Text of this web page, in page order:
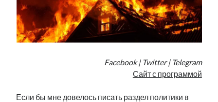
Facebook| Twitter| Telegram
Сайт с программой
Если бы мне довелось писать раздел политики в